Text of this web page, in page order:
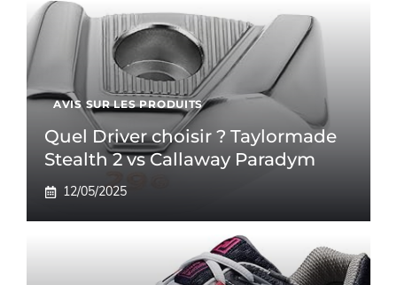
AVIS SUR LES PRODUITS
Quel Driver choisir ? Taylormade
Stealth 2 vs Callaway Paradym
12/05/2025